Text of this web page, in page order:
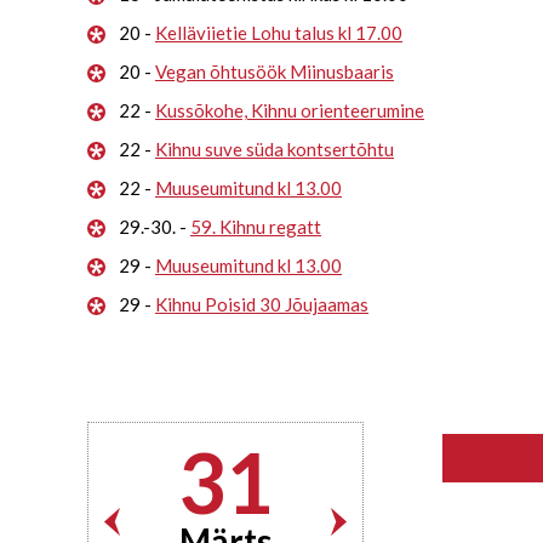
20 - Kelläviietie Lohu talus kl 17.00
20 - Vegan õhtusöök Miinusbaaris
22 - Kussõkohe, Kihnu orienteerumine
22 - Kihnu suve süda kontsertõhtu
22 - Muuseumitund kl 13.00
29.-30. - 59. Kihnu regatt
29 - Muuseumitund kl 13.00
29 - Kihnu Poisid 30 Jõujaamas
31